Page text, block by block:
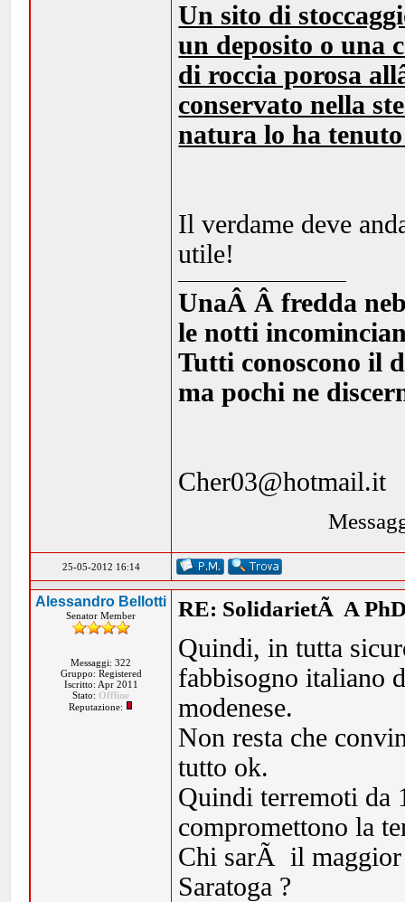
Un sito di
un deposito o una
di roccia porosa
conservato nella
natura lo ha
Il verdame deve
utile!
UnaÂ Â fredda
le notti
Tutti conoscono il
ma pochi ne
Cher03@hotmail.it
25-05-2012 16:14
Alessandro Bellotti
Senator Member
Messaggi: 322
Gruppo: Registered
Iscritto: Apr 2011
Stato: Offline
Reputazione:
RE: SolidarietÃ A
Quindi, in tutta
fabbisogno italiano
modenese.
Non resta che
tutto ok.
Quindi terremoti da
compromettono la
Chi sarÃ il maggior
Saratoga ?